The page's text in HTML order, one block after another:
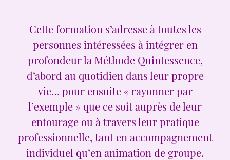
Cette formation s’adresse à toutes les
personnes intéressées à intégrer en
profondeur la Méthode Quintessence,
d’abord au quotidien dans leur propre
vie… pour ensuite « rayonner par
l’exemple » que ce soit auprès de leur
entourage ou à travers leur pratique
professionnelle, tant en accompagnement
individuel qu’en animation de groupe.